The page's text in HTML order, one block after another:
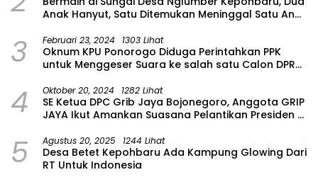
Anak Hanyut, Satu Ditemukan Meninggal Satu Anak
3 Februari 23, 2024 1303 Lihat
Oknum KPU Ponorogo Diduga Perintahkan PPK
untuk Menggeser Suara ke salah satu Calon DPRD
4 Oktober 20, 2024 1282 Lihat
SE Ketua DPC Grib Jaya Bojonegoro, Anggota GRIP
JAYA Ikut Amankan Suasana Pelantikan Presiden di
5 Agustus 20, 2025 1244 Lihat
Desa Betet Kepohbaru Ada Kampung Glowing Dari
RT Untuk Indonesia